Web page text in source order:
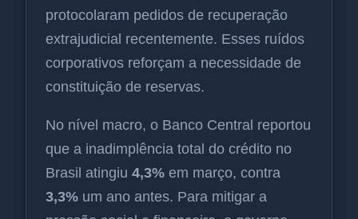
protocolaram pedidos de recuperação
extrajudicial recentemente. Esses ruídos
corporativos reforçam a necessidade de
constituição de reservas.
No nível macro, o Banco Central reportou
que a inadimplência total do crédito no
Brasil atingiu 4,3% em março, contra
3,3% um ano antes. Para mitigar a